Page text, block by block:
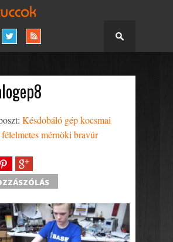
Késdobáló gép kocsmai
mérnöki bravúr
SHARESHARE